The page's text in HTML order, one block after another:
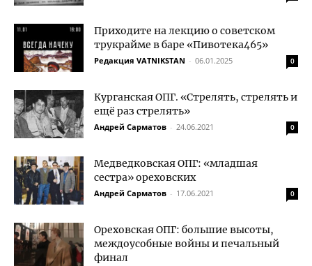
Приходите на лекцию о советском
трукрайме в баре «Пивотека465»
Редакция VATNIKSTAN - 06.01.2025 0
Курганская ОПГ. «Стрелять, стрелять и
ещё раз стрелять»
Андрей Сарматов - 24.06.2021 0
Медведковская ОПГ: «младшая
сестра» ореховских
Андрей Сарматов - 17.06.2021 0
Ореховская ОПГ: большие высоты,
междоусобные войны и печальный
финал